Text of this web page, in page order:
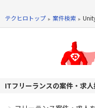
テクヒロトップ 案件検索
■スマートフォンの進化
用ゲーム機並みの描画能
力的な環境で、世界と戦
PHPを用いたWebサ
ITフリーランスの案件・求